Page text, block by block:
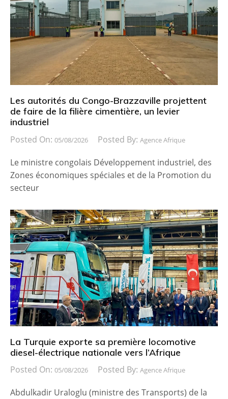
Les autorités du Congo-Brazzaville projettent
de faire de la filière cimentière, un levier
industriel
Posted On: 05/08/2026 Posted By: Agence Afrique
Le ministre congolais Développement industriel, des
Zones économiques spéciales et de la Promotion du
secteur
La Turquie exporte sa première locomotive
diesel-électrique nationale vers l’Afrique
Posted On: 05/08/2026 Posted By: Agence Afrique
Abdulkadir Uraloglu (ministre des Transports) de la